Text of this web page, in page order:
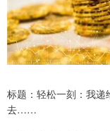
标题：轻松一刻：我递
去……